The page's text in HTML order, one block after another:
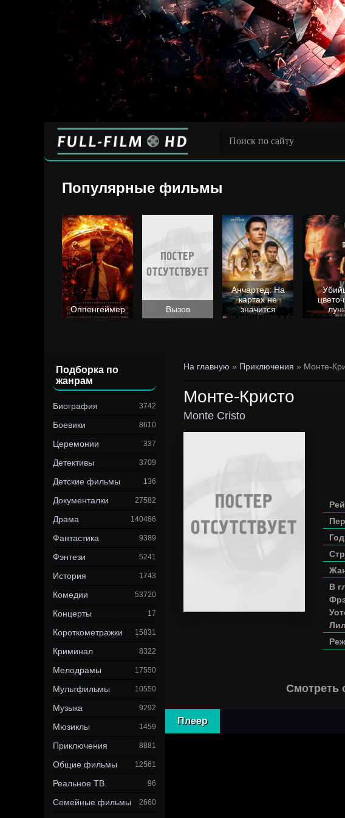
Популярные фильмы
Оппенгеймер Вызов
Анчартед: На
картах не
значится
Подборка по
жанрам
Биография 3742
Боевики 8610
Церемонии 337
Детективы 3709
Детские фильмы 136
Документалки 27582
Драма 140486
Фантастика 9389
Фэнтези 5241
История 1743
Комедии 53720
Концерты 17
Короткометражки 15831
Криминал 8322
Мелодрамы 17550
Мультфильмы 10550
Музыка 9292
Мюзиклы 1459
Приключения 8881
Общие фильмы 12561
Реальное ТВ 96
Семейные фильмы 2660
На главную » Приключения » Монте-
Монте-Кристо
Monte Cristo
В
Смотреть
Плеер